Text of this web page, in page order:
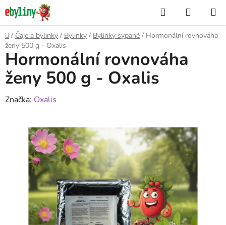
Přejít
na
obsah
Hledat
KOŠÍK
Domů
/ Čaje a bylinky / Bylinky / Bylinky sypané / Hormonální rovnováha
ženy 500 g - Oxalis
Hormonální rovnováha
ženy 500 g - Oxalis
Značka: Oxalis